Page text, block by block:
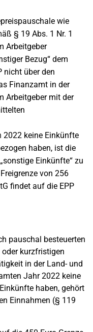
wie
§ 19 Abs. 1 Nr. 1
Arbeitgeber
Bezug“ dem
nicht über den
Finanzamt in der
Arbeitgeber mit der
2022 keine Einkünfte
haben, ist die
Einkünfte“ zu
von 256
findet auf die EPP
pauschal besteuerten
kurzfristigen
in der Land- und
Jahr 2022 keine
haben, gehört
Einnahmen (§ 119